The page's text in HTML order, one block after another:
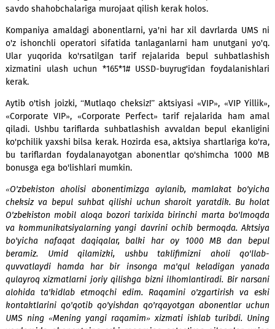
abonent to'loviga ega «Optimal», «Optimal+», «Qulay»,
«Qulay Yillik+», «Premial Yillik», «Ideal Yillik», hududiy
hamda korporativ «Corporate 777», «Corporate Maxi»,
Ultra», «Corporate» tariflar bor. UMS ga ulanish uchun
bo'yicha kompaniyaga qarashli ko'plab ofislar va tijorat
Kompaniya amaldagi abonentlarni, ya'ni har xil davrlarda
o'z ishonchli operatori sifatida tanlaganlarni ham
Ular yuqorida ko'rsatilgan tarif rejalarida bepul
xizmatini ulash uchun *165*1# USSD-buyrug'idan
kerak.
Aytib o'tish joizki, “Mutlaqo cheksiz!” aktsiyasi «VIP», «VIP
«Corporate VIP», «Corporate Perfect» tarif rejalarida
qiladi. Ushbu tariflarda suhbatlashish avvaldan bepul
ko'pchilik yaxshi bilsa kerak. Hozirda esa, aktsiya shartlariga
bu tariflardan foydalanayotgan abonentlar qo'shimcha
bonusga ega bo'lishlari mumkin.
«O'zbekiston aholisi abonentimizga aylanib, mamlakat
cheksiz va bepul suhbat qilishi uchun sharoit yaratdik.
O'zbekiston mobil aloqa bozori tarixida birinchi marta